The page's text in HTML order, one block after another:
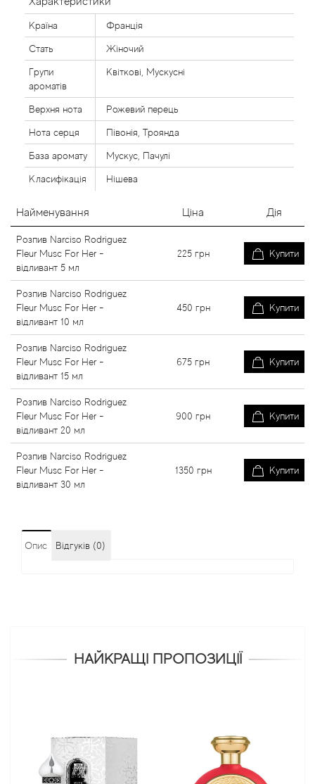
Країна Франція
Стать Жіночий
Групи
ароматів
Квіткові, Мускусні
Верхня нота Рожевий перець
Нота серця Півонія, Троянда
База аромату Мускус, Пачулі
Класифікація Нішева
Найменування Ціна Дія
Розпив Narciso Rodriguez
Fleur Musc For Her -
відливант 5 мл
225 грн Купити
Розпив Narciso Rodriguez
Fleur Musc For Her -
відливант 10 мл
450 грн Купити
Розпив Narciso Rodriguez
Fleur Musc For Her -
відливант 15 мл
675 грн Купити
Розпив Narciso Rodriguez
Fleur Musc For Her -
відливант 20 мл
900 грн Купити
Розпив Narciso Rodriguez
Fleur Musc For Her -
відливант 30 мл
1350 грн Купити
Опис Відгуків (0)
НАЙКРАЩІ ПРОПОЗИЦІЇ